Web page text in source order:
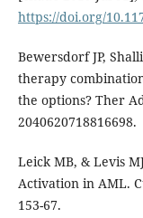
https://doi.org/
Bewersdorf JP,
therapy
the options? Ther
2040620718816698.
Leick MB, & Levis
Activation in AML.
153-67.